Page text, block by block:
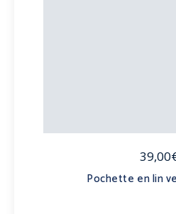
Pochette en lin